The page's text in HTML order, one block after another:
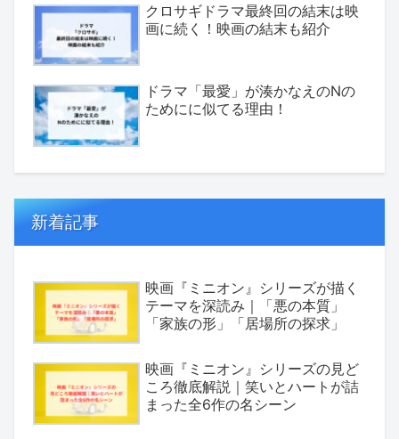
クロサギドラマ最終回の結末は映
画に続く！映画の結末も紹介
ドラマ「最愛」が湊かなえのNの
ためにに似てる理由！
新着記事
映画『ミニオン』シリーズが描く
テーマを深読み｜「悪の本質」
「家族の形」「居場所の探求」
映画『ミニオン』シリーズの見ど
ころ徹底解説｜笑いとハートが詰
まった全6作の名シーン